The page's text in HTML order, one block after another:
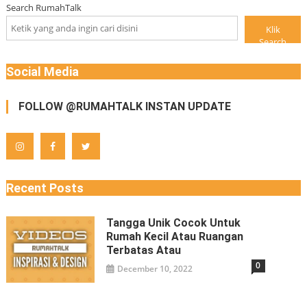
Search RumahTalk
Klik
Search
Social Media
FOLLOW @RUMAHTALK INSTAN UPDATE
Recent Posts
Tangga Unik Cocok Untuk
Rumah Kecil Atau Ruangan
Terbatas Atau
December 10, 2022 0